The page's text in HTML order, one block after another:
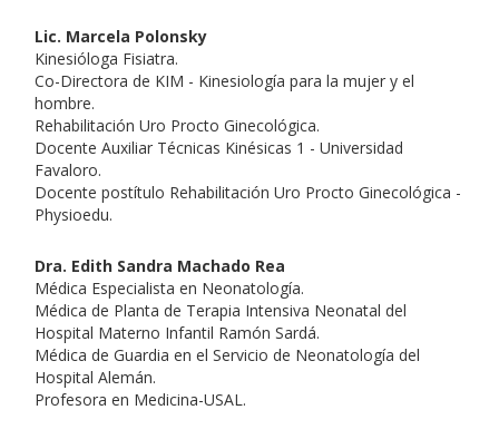
Lic. Marcela Polonsky
Kinesióloga Fisiatra.
Co-Directora de KIM - Kinesiología para la mujer y el
hombre.
Rehabilitación Uro Procto Ginecológica.
Docente Auxiliar Técnicas Kinésicas 1 - Universidad
Favaloro.
Docente postítulo Rehabilitación Uro Procto Ginecológica -
Physioedu.
Dra. Edith Sandra Machado Rea
Médica Especialista en Neonatología.
Médica de Planta de Terapia Intensiva Neonatal del
Hospital Materno Infantil Ramón Sardá.
Médica de Guardia en el Servicio de Neonatología del
Hospital Alemán.
Profesora en Medicina-USAL.